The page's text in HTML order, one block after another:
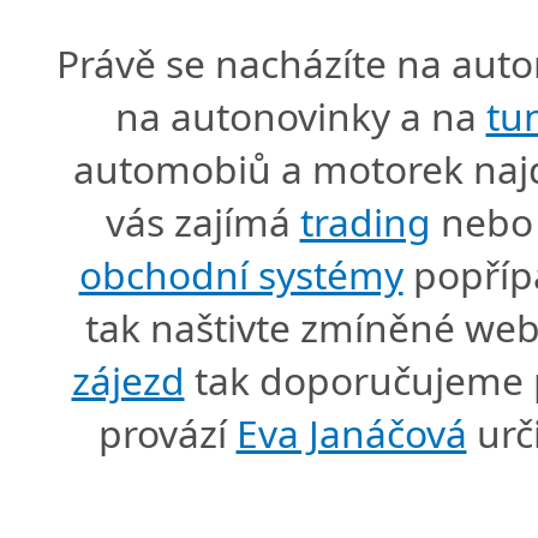
Právě se nacházíte na
na autonovinky a na
automobiů a motorek
vás zajímá trading
obchodní systémy
tak naštivte zmíněné
zájezd tak doporučujeme
provází Eva Janáčová